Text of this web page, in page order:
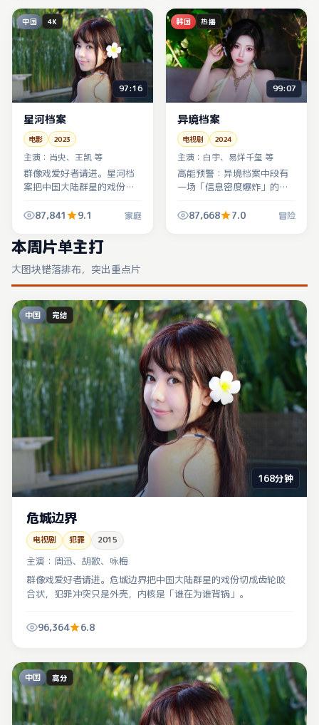
中国 4K
97:16
星河档案
电影 2023
主演： 肖央、王凯 等
群像戏爱好者请进。星河档
案把中国大陆群星的戏份切
是外壳，内核是「谁在为谁
87,841 9.1 家庭
韩国 热播
99:07
异境档案
电视剧 2024
主演： 白宇、易烊千玺 等
高能预警：异境档案中段有
一场「信息密度爆炸」的对
停顿撑起，建议调大音量听
87,668 7.0 冒险
本周片单主打
大图块错落排布，突出重点片
中国 完结
168分钟
危城边界
电视剧 犯罪 2015
主演： 周迅、胡歌、咏梅
群像戏爱好者请进。危城边界把中国大陆群星的戏份切成齿轮咬
合状，犯罪冲突只是外壳，内核是「谁在为谁背锅」。
96,364 6.8
中国 高分